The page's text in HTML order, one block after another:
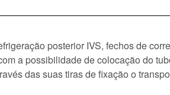
posterior IVS, fechos de
a possibilidade de colocação do
das suas tiras de fixação o